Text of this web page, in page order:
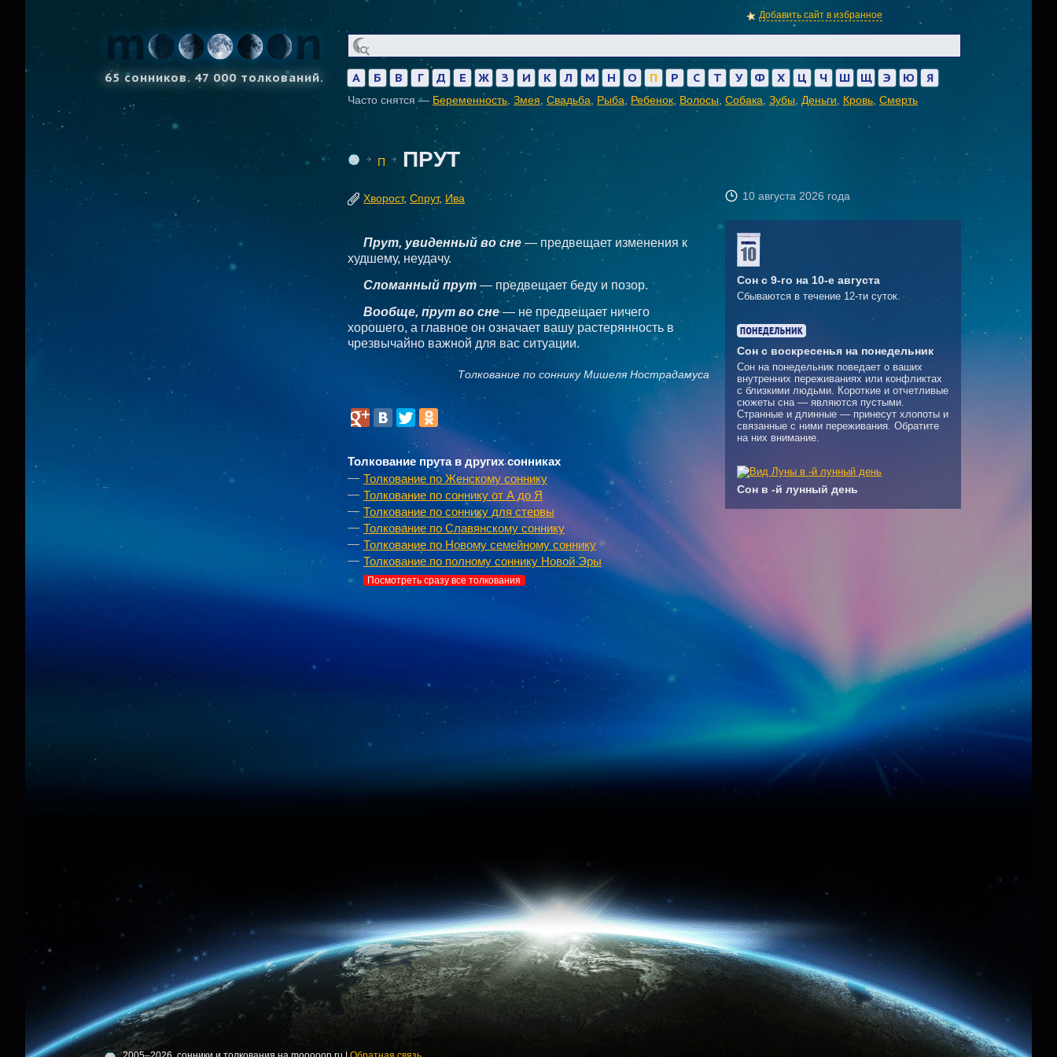
Добавить сайт в избранное
65 сонников. 47 000 толкований. А Б В Г Д Е Ж З И К Л М Н О П Р С Т У Ф Х Ц Ч Ш Щ Э Ю Я
Часто снятся — Беременность Змея Свадьба Рыба Ребенок Волосы Собака Зубы Деньги Кровь Смерть
П ПРУТ
Хворост, Спрут, Ива 10 августа 2026 года
Прут, увиденный во сне— предвещает изменения к
худшему, неудачу.
Сломанный прут — предвещает беду и позор.
Вообще, прут во сне— не предвещает ничего
хорошего, а главное он означает вашу растерянность в
чрезвычайно важной для вас ситуации.
Толкование по соннику Мишеля Нострадамуса
Толкование прута в других сонниках
Толкование по Женскому соннику
Толкование по соннику от А до Я
Толкование по соннику для стервы
Толкование по Славянскому соннику
Толкование по Новому семейному соннику
Толкование по полному соннику Новой Эры
Посмотреть сразу все толкования
Сон с 9-го на 10-е августа
Сбываются в течение 12-ти суток.
Сон с воскресенья на понедельник
Сон на понедельник поведает о ваших
внутренних переживаниях или конфликтах
с близкими людьми. Короткие и отчетливые
сюжеты сна — являются пустыми.
Странные и длинные — принесут хлопоты и
связанные с ними переживания. Обратите
на них внимание.
Сон в -й лунный день